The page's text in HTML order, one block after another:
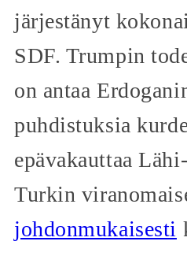
järjestänyt
SDF. Trumpin
on antaa
puhdistuksia
epävakauttaa
Turkin
johdonmukaisesti